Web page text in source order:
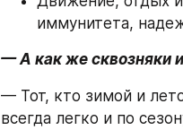
иммунитета,
— А как же сквозняки
— Тот, кто зимой и
всегда легко и по